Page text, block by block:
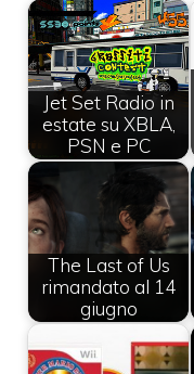
Jet Set Radio in
estate su XBLA,
PSN e PC
The Last of Us
rimandato al 14
giugno